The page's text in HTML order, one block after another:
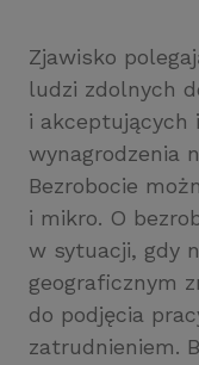
Zjawisko
ludzi zdolnych
i akceptujących
wynagrodzenia
Bezrobocie
i mikro. O
w sytuacji, gdy
geograficznym
do podjęcia
zatrudnieniem.